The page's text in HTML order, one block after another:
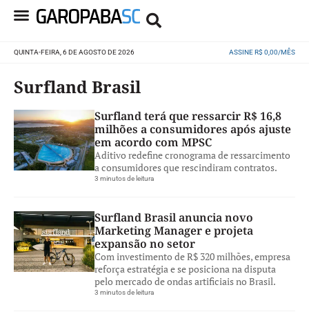
QUINTA-FEIRA, 6 DE AGOSTO DE 2026 ASSINE R$ 0,00/MÊS
Surfland Brasil
Surfland terá que ressarcir R$ 16,8
milhões a consumidores após ajuste
em acordo com MPSC
Aditivo redefine cronograma de ressarcimento
a consumidores que rescindiram contratos.
3 minutos de leitura
Surfland Brasil anuncia novo
Marketing Manager e projeta
expansão no setor
Com investimento de R$ 320 milhões, empresa
reforça estratégia e se posiciona na disputa
pelo mercado de ondas artificiais no Brasil.
3 minutos de leitura